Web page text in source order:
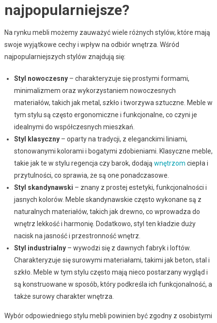
najpopularniejsze?
Na rynku mebli możemy zauważyć wiele różnych stylów, które mają
swoje wyjątkowe cechy i wpływ na odbiór wnętrza. Wśród
najpopularniejszych stylów znajdują się:
Styl nowoczesny– charakteryzuje się prostymi formami,
minimalizmem oraz wykorzystaniem nowoczesnych
materiałów, takich jak metal, szkło i tworzywa sztuczne. Meble w
tym stylu są często ergonomiczne i funkcjonalne, co czyni je
idealnymi do współczesnych mieszkań.
Styl klasyczny– oparty na tradycji, z eleganckimi liniami,
stonowanymi kolorami i bogatymi zdobieniami. Klasyczne meble,
takie jak te w stylu regencja czy barok, dodają wnętrzom ciepła i
przytulności, co sprawia, że są one ponadczasowe.
Styl skandynawski – znany z prostej estetyki, funkcjonalności i
jasnych kolorów. Meble skandynawskie często wykonane są z
naturalnych materiałów, takich jak drewno, co wprowadza do
wnętrz lekkość i harmonię. Dodatkowo, styl ten kładzie duży
nacisk na jasność i przestronność wnętrz.
Styl industrialny– wywodzi się z dawnych fabryk i loftów.
Charakteryzuje się surowymi materiałami, takimi jak beton, stal i
szkło. Meble w tym stylu często mają nieco postarzany wygląd i
są konstruowane w sposób, który podkreśla ich funkcjonalność, a
także surowy charakter wnętrza.
Wybór odpowiedniego stylu mebli powinien być zgodny z osobistymi